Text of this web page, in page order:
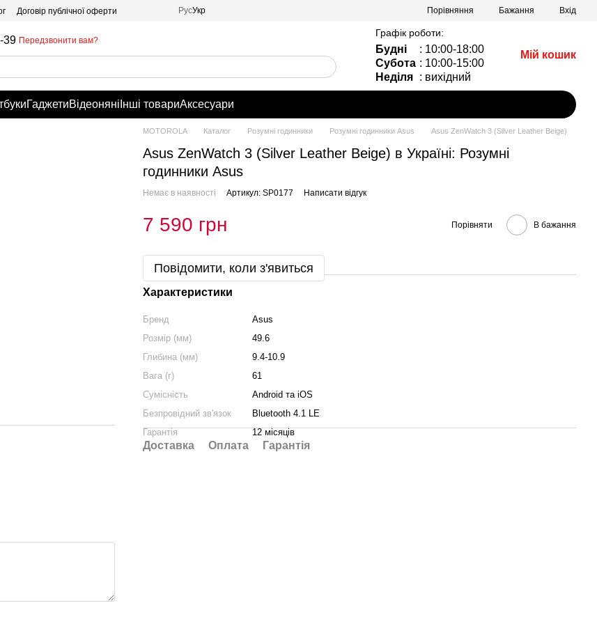
Договір публічної оферти РусУкр Порівняння Бажання Вхід
39 Передзвонити вам?
Графік роботи:
Будні
: 10:00-18:00
Субота : 10:00-15:00
Неділя : вихідний
Мій кошик
ГаджетиВідеоняні Інші товариАксесуари
MOTOROLA Каталог Розумні годинники Розумні годинники Asus Asus ZenWatch 3 (Silver Leather Beige)
Asus ZenWatch 3 (Silver Leather Beige) в Україні: Розумні
годинники Asus
Немає в наявності Артикул: SP0177 Написати відгук
7 590 грн Порівняти В бажання
Повідомити, коли з'явиться
Характеристики
Бренд
Asus
Розмір (мм)
49.6
Глибина (мм)
9.4-10.9
Вага (г)
61
Сумісність
Android та iOS
Безпровідний зв'язок
Bluetooth 4.1 LE
Гарантія
12 місяців
Доставка Оплата Гарантія